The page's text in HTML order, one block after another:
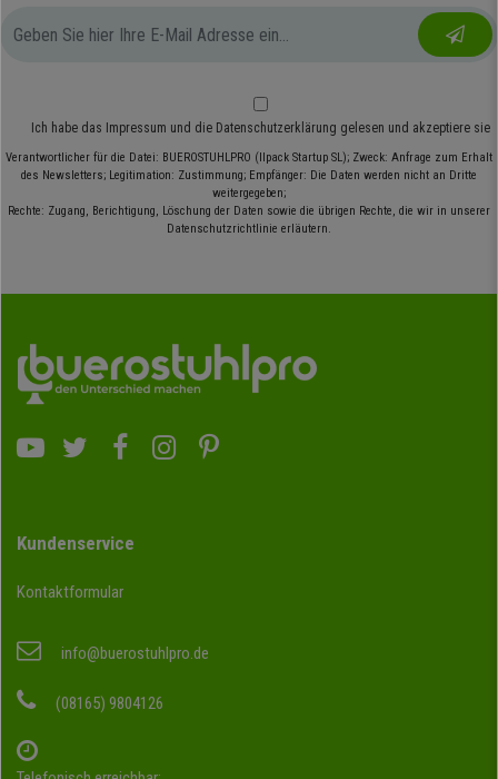
Ich habe das Impressum und die Datenschutzerklärung gelesen und akzeptiere sie
Verantwortlicher für die Datei: BUEROSTUHLPRO (Ilpack Startup SL); Zweck: Anfrage zum Erhalt
des Newsletters; Legitimation: Zustimmung; Empfänger: Die Daten werden nicht an Dritte
weitergegeben;
Rechte: Zugang, Berichtigung, Löschung der Daten sowie die übrigen Rechte, die wir in unserer
Datenschutzrichtlinie erläutern.
Kundenservice
Kontaktformular
info@buerostuhlpro.de
(08165) 9804126